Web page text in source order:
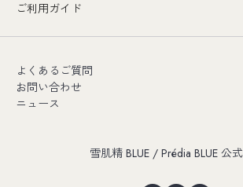
ご利用ガイド
よくあるご質問
お問い合わせ
ニュース
雪肌精 BLUE / Prédia BLUE 公